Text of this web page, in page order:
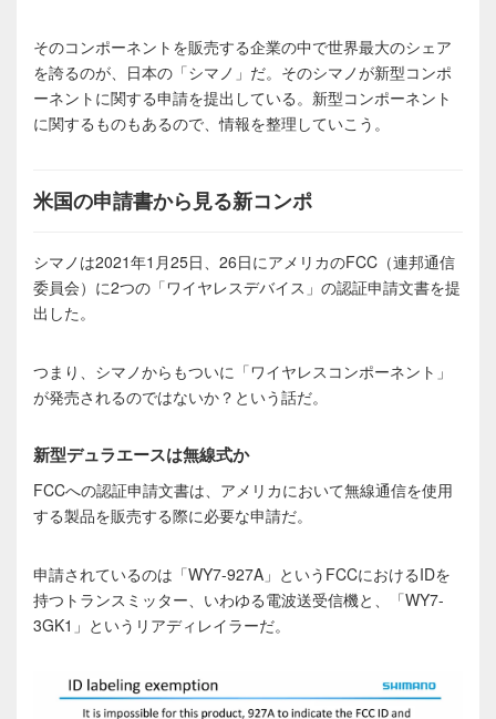
そのコンポーネントを販売する企業の中で世界最大のシェア
を誇るのが、日本の「シマノ」だ。そのシマノが新型コンポ
ーネントに関する申請を提出している。新型コンポーネント
に関するものもあるので、情報を整理していこう。
米国の申請書から見る新コンポ
シマノは2021年1月25日、26日にアメリカのFCC（連邦通信
委員会）に2つの「ワイヤレスデバイス」の認証申請文書を提
出した。
つまり、シマノからもついに「ワイヤレスコンポーネント」
が発売されるのではないか？という話だ。
新型デュラエースは無線式か
FCCへの認証申請文書は、アメリカにおいて無線通信を使用
する製品を販売する際に必要な申請だ。
申請されているのは「WY7-927A」というFCCにおけるIDを
持つトランスミッター、いわゆる電波送受信機と、「WY7-
3GK1」というリアディレイラーだ。